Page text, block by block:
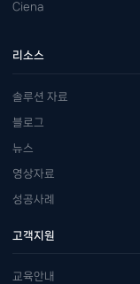
Ciena
리소스
솔루션 자료
블로그
뉴스
영상자료
성공사례
고객지원
교육안내